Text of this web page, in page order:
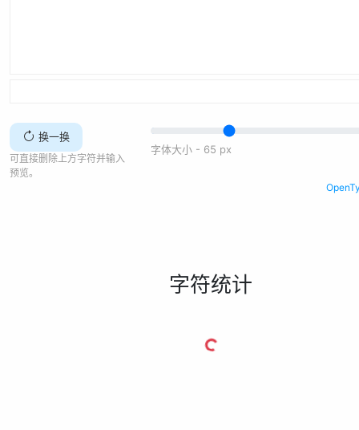
换一换
可直接删除上方字符并输入
预览。
字体大小 - 65 px
字符统计